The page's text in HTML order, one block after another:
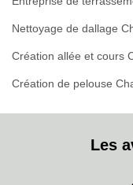
Nettoyage de dallage
Création allée et cours
Création de pelouse
Les